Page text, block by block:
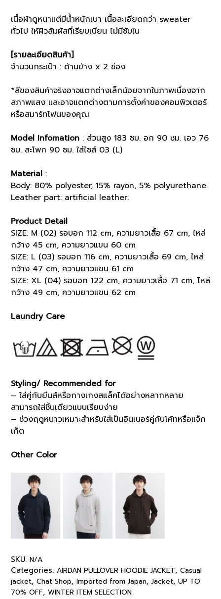
เนื้อผ้าดูหนาแต่มีน้ำหนักเบา เนื้อละเอียดกว่า sweater
ทั่วไป ให้ผิวสัมผัสที่เรียบเนียน ไม่มีซับใน
[รายละเอียดสินค้า]
จำนวนกระเป๋า : ด้านข้าง x 2 ช่อง
*สีของสินค้าจริงอาจแตกต่างเล็กน้อยจากในภาพเนื่องจาก
สภาพแสง และอาจแตกต่างตามการตั้งค่าของคอมพิวเตอร์
หรือสมาร์ทโฟนของคุณ
Model Infomation : ส่วนสูง 183 ซม. อก 90 ซม. เอว 76
ซม. สะโพก 90 ซม. ใส่ไซส์ 03 (L)
Material :
Body: 80% polyester, 15% rayon, 5% polyurethane.
Leather part: artificial leather.
Product Detail
SIZE: M (02) รอบอก 112 cm, ความยาวเสื้อ 67 cm, ไหล่
กว้าง 45 cm, ความยาวแขน 60 cm
SIZE: L (03) รอบอก 116 cm, ความยาวเสื้อ 69 cm, ไหล่
กว้าง 47 cm, ความยาวแขน 61 cm
SIZE: XL (04) รอบอก 122 cm, ความยาวเสื้อ 71 cm, ไหล่
กว้าง 49 cm, ความยาวแขน 62 cm
Laundry Care
Styling/ Recommended for
– ใส่คู่กับยีนส์หรือกางเกงสแล็คได้อย่างหลากหลาย
สามารถใส่ชิ้นเดียวแบบเรียบง่าย
– ช่วงฤดูหนาวเหมาะสำหรับใส่เป็นอินเนอร์คู่กับโค้ทหรือแจ็ก
เก็ต
Other Color
SKU: N/A
Categories: AIRDAN PULLOVER HOODIE JACKET, Casual
jacket, Chat Shop, Imported from Japan, Jacket, UP TO
70% OFF, WINTER ITEM SELECTION